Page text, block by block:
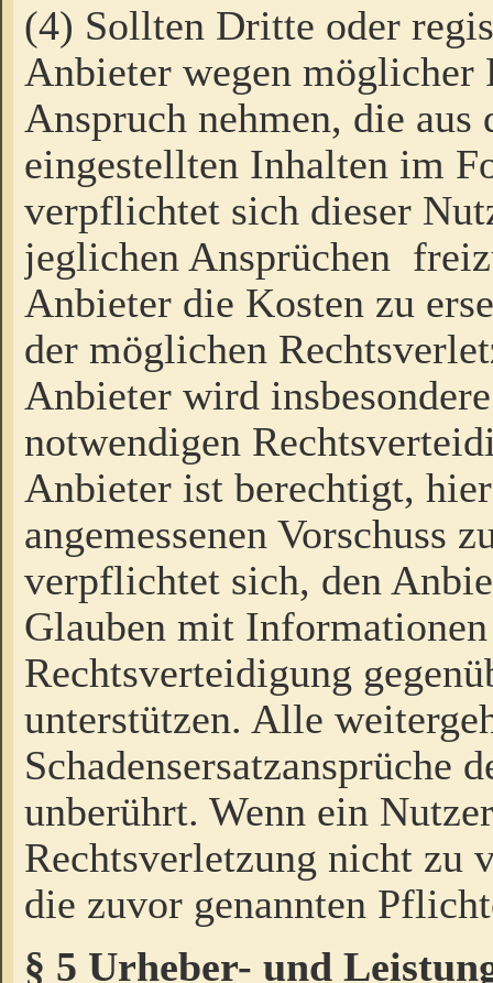
(4) Sollten Dritte oder
Anbieter wegen möglicher
Anspruch nehmen, die
eingestellten Inhalten im
verpflichtet sich dieser
jeglichen Ansprüchen
Anbieter die Kosten zu
der möglichen
Anbieter wird
notwendigen
Anbieter ist berechtigt,
angemessenen Vorschuss
verpflichtet sich, den
Glauben mit
Rechtsverteidigung
unterstützen. Alle
Schadensersatzansprüche
unberührt. Wenn ein
Rechtsverletzung nicht zu
die zuvor genannten
§ 5 Urheber- und